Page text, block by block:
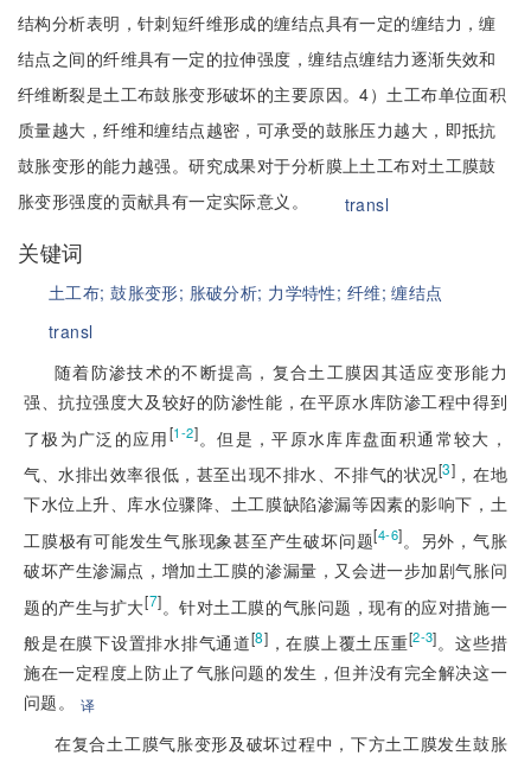
结构分析表明，针刺短纤维形成的缠结点具有一定的缠结力，缠
结点之间的纤维具有一定的拉伸强度，缠结点缠结力逐渐失效和
纤维断裂是土工布鼓胀变形破坏的主要原因。4）土工布单位面积
质量越大，纤维和缠结点越密，可承受的鼓胀压力越大，即抵抗
鼓胀变形的能力越强。研究成果对于分析膜上土工布对土工膜鼓
胀变形强度的贡献具有一定实际意义。
transl
关键词
土工布;鼓胀变形; 胀破分析; 力学特性; 纤维;缠结点
transl
随着防渗技术的不断提高，复合土工膜因其适应变形能力
强、抗拉强度大及较好的防渗性能，在平原水库防渗工程中得到
了极为广泛的应用[1-2]。但是，平原水库库盘面积通常较大，
气、水排出效率很低，甚至出现不排水、不排气的状况[3] ，在地
下水位上升、库水位骤降、土工膜缺陷渗漏等因素的影响下，土
工膜极有可能发生气胀现象甚至产生破坏问题[4-6]。另外，气胀
破坏产生渗漏点，增加土工膜的渗漏量，又会进一步加剧气胀问
题的产生与扩大[7]。针对土工膜的气胀问题，现有的应对措施一
般是在膜下设置排水排气通道[8] ，在膜上覆土压重[2-3]。这些措
施在一定程度上防止了气胀问题的发生，但并没有完全解决这一
问题。
译
在复合土工膜气胀变形及破坏过程中，下方土工膜发生鼓胀